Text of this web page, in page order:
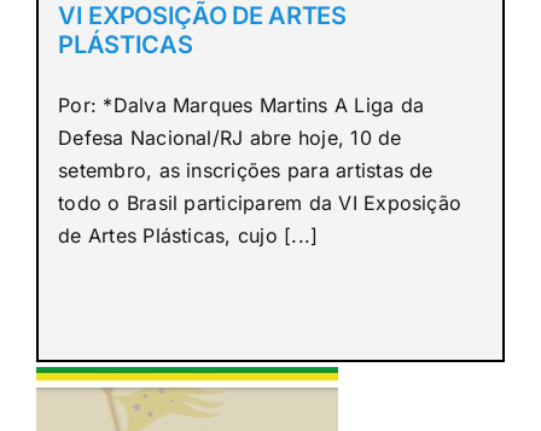
VI EXPOSIÇÃO DE ARTES
PLÁSTICAS
Por: *Dalva Marques Martins A Liga da
Defesa Nacional/RJ abre hoje, 10 de
setembro, as inscrições para artistas de
todo o Brasil participarem da VI Exposição
de Artes Plásticas, cujo [...]